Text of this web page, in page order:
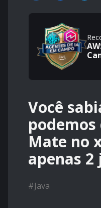
Você
podemos
Mate no
apenas 2
#Java